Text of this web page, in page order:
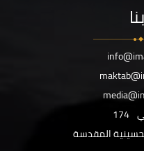
174
المقدسة